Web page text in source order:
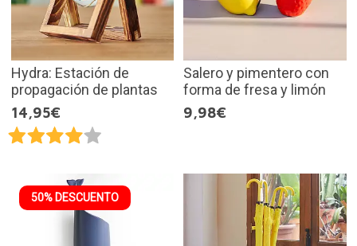
Hydra: Estación de
propagación de plantas
14,95€
Salero y pimentero con
forma de fresa y limón
9,98€
50% DESCUENTO